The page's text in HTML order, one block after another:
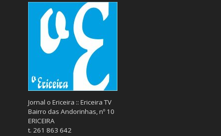
Jornal o Ericeira :: Ericeira TV
Bairro das Andorinhas, nº 10
ERICEIRA
t. 261 863 642